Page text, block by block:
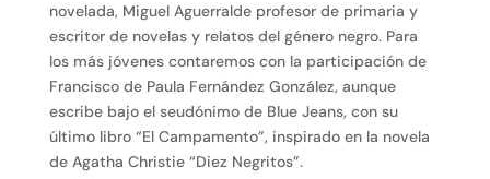
novelada, Miguel Aguerralde profesor de primaria y
escritor de novelas y relatos del género negro. Para
los más jóvenes contaremos con la participación de
Francisco de Paula Fernández González, aunque
escribe bajo el seudónimo de Blue Jeans, con su
último libro “El Campamento”, inspirado en la novela
de Agatha Christie “Diez Negritos”.